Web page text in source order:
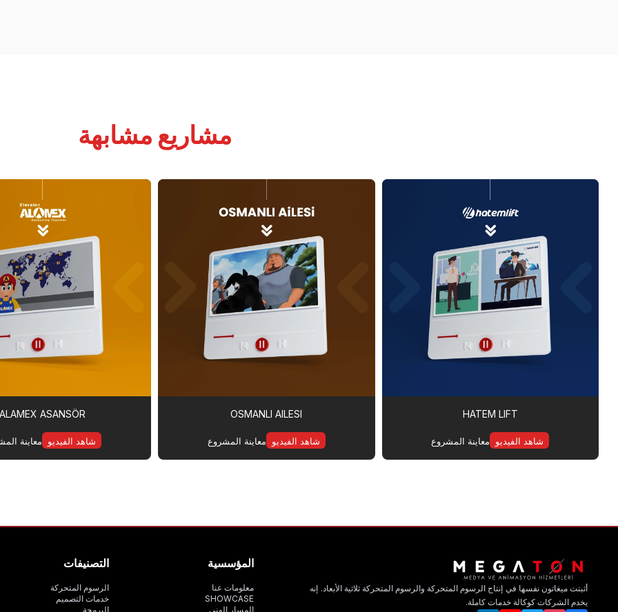
مشاريع مشابهة
HATEM LIFT
شاهد الفيديو معاينة المشروع
OSMANLI AILESI
شاهد الفيديو معاينة المشروع
ALAMEX ASANSÖR
شاهد الفيديو معاينة
أثبتت ميغاتون نفسها في إنتاج الرسوم المتحركة والرسوم المتحركة ثلاثية الأبعاد. إنه
يخدم الشركات كوكالة خدمات كاملة.
المؤسسية
معلومات عنا
SHOWCASE
المسار الهني
التصنيفات
الرسوم المتحركة
خدمات التصميم
البرمجة